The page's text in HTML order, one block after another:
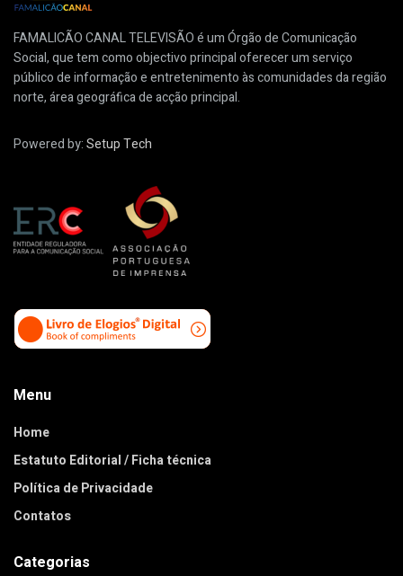
FAMALICÃO CANAL TELEVISÃO é um Órgão de Comunicação
Social, que tem como objectivo principal oferecer um serviço
público de informação e entretenimento às comunidades da região
norte, área geográfica de acção principal.
Powered by:Setup Tech
Menu
Home
Estatuto Editorial / Ficha técnica
Política de Privacidade
Contatos
Categorias